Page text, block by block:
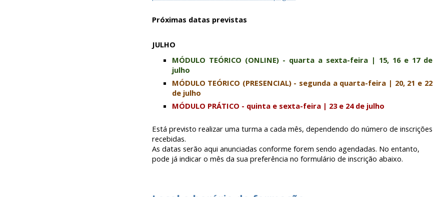
Próximas datas previstas
JULHO
MÓDULO TEÓRICO (ONLINE) - quarta a sexta-feira | 15, 16 e 17 de
julho
MÓDULO TEÓRICO (PRESENCIAL) - segunda a quarta-feira | 20, 21 e 22
de julho
MÓDULO PRÁTICO - quinta e sexta-feira | 23 e 24 de julho
Está previsto realizar uma turma a cada mês, dependendo do número de inscrições
recebidas.
As datas serão aqui anunciadas conforme forem sendo agendadas. No entanto,
pode já indicar o mês da sua preferência no formulário de inscrição abaixo.